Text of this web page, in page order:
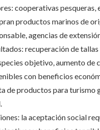
cooperativas pesqueras,
productos marinos de
agencias de
recuperación de
objetivo, aumento de
con beneficios
de productos para turismo
la aceptación social